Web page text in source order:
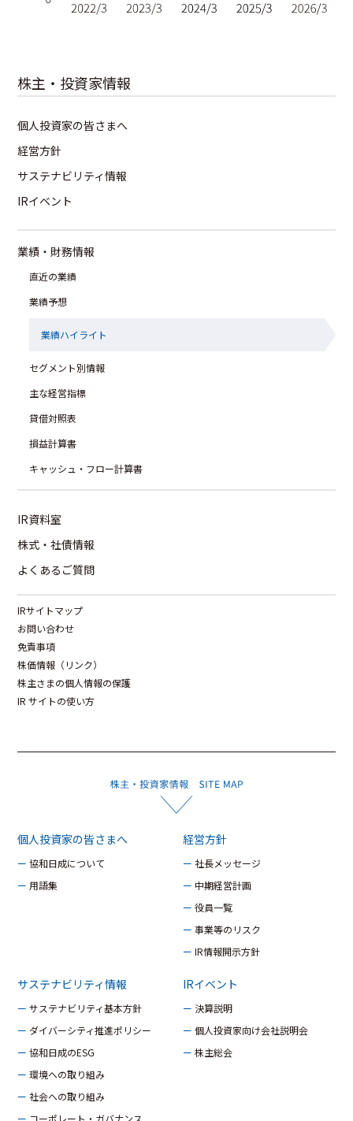
株主・投資家情報
個人投資家の皆さまへ
経営方針
サステナビリティ情報
IRイベント
業績・財務情報
直近の業績
業績予想
業績ハイライト
セグメント別情報
主な経営指標
貸借対照表
損益計算書
キャッシュ・フロー計算書
IR資料室
株式・社債情報
よくあるご質問
IRサイトマップ
お問い合わせ
免責事項
株価情報（リンク）
株主さまの個人情報の保護
IR サイトの使い方
個人投資家の皆さまへ
ー 協和日成について
ー 用語集
経営方針
ー 社長メッセージ
ー 中期経営計画
ー 役員一覧
ー 事業等のリスク
ー IR情報開示方針
サステナビリティ情報
ー サステナビリティ基本方針
ー ダイバーシティ推進ポリシー
ー 協和日成のESG
ー 環境への取り組み
ー 社会への取り組み
ー コーポレート・ガバナンス
IRイベント
ー 決算説明
ー 個人投資家向け会社説明会
ー 株主総会